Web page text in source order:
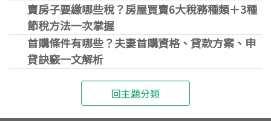
賣房子要繳哪些稅？房屋買賣6大稅務種類＋3種
節稅方法一次掌握
首購條件有哪些？夫妻首購資格、貸款方案、申
貸訣竅一文解析
回主題分類